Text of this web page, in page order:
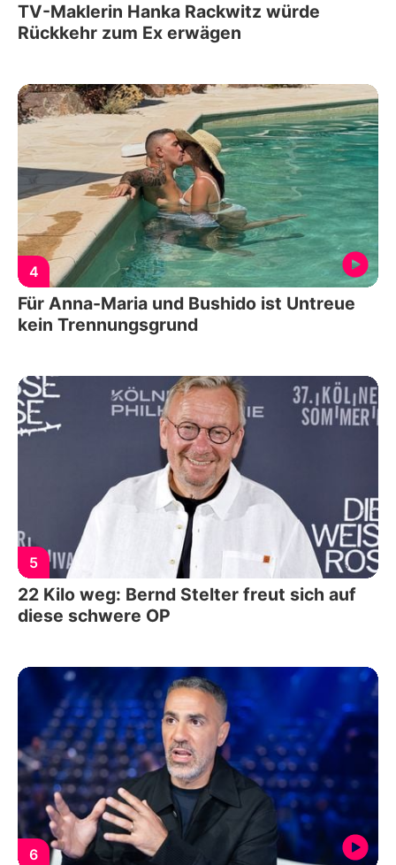
TV-Maklerin Hanka Rackwitz würde
Rückkehr zum Ex erwägen
4
Für Anna-Maria und Bushido ist Untreue
kein Trennungsgrund
5
22 Kilo weg: Bernd Stelter freut sich auf
diese schwere OP
6